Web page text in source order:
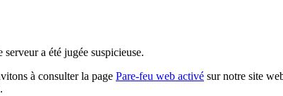
a été jugée suspicieuse.
à consulter la page Pare-feu web activé sur notre site